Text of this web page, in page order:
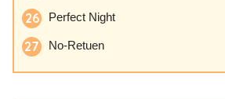
Perfect Night
No-Retuen